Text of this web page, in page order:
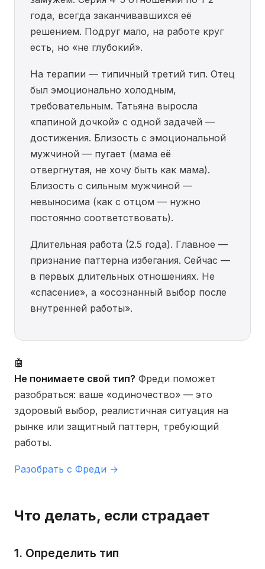
года, всегда заканчивавшихся её
решением. Подруг мало, на работе круг
есть, но «не глубокий».
На терапии — типичный третий тип. Отец
был эмоционально холодным,
требовательным. Татьяна выросла
«папиной дочкой» с одной задачей —
достижения. Близость с эмоциональной
мужчиной — пугает (мама её
отвергнутая, не хочу быть как мама).
Близость с сильным мужчиной —
невыносима (как с отцом — нужно
постоянно соответствовать).
Длительная работа (2.5 года). Главное —
признание паттерна избегания. Сейчас —
в первых длительных отношениях. Не
«спасение», а «осознанный выбор после
внутренней работы».
🤖
Не понимаете свой тип? Фреди поможет
разобраться: ваше «одиночество» — это
здоровый выбор, реалистичная ситуация на
рынке или защитный паттерн, требующий
работы.
Разобрать с Фреди →
Что делать, если страдает
1. Определить тип